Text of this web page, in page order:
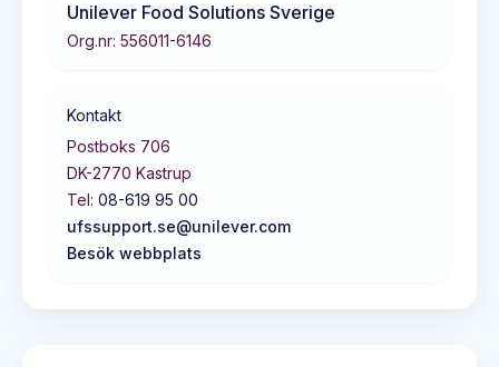
Unilever Food Solutions Sverige
Org.nr: 556011-6146
Kontakt
Postboks 706
DK-2770 Kastrup
Tel: 08-619 95 00
ufssupport.se@unilever.com
Besök webbplats